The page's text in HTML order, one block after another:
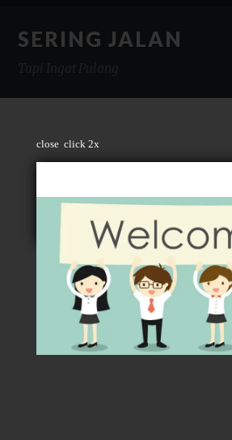
close click 2x
SERING JALAN